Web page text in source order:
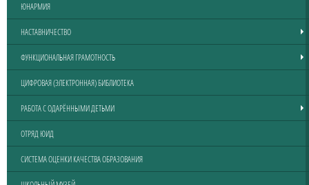
ЮНАРМИЯ
НАСТАВНИЧЕСТВО
ФУНКЦИОНАЛЬНАЯ ГРАМОТНОСТЬ
ЦИФРОВАЯ (ЭЛЕКТРОННАЯ) БИБЛИОТЕКА
РАБОТА С ОДАРЁННЫМИ ДЕТЬМИ
ОТРЯД ЮИД
СИСТЕМА ОЦЕНКИ КАЧЕСТВА ОБРАЗОВАНИЯ